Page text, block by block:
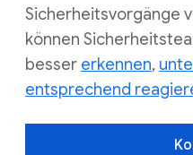
Sicherheitsvorgänge
können
besser erkennen,
entsprechend